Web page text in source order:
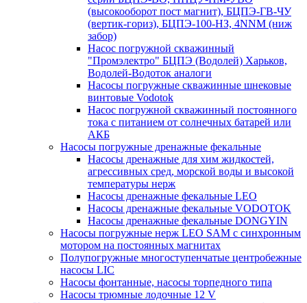
(высокооборот пост магнит), БЦПЭ-ГВ-ЧУ
(вертик-гориз), БЦПЭ-100-НЗ, 4NNM (ниж
забор)
Насос погружной скважинный
"Промэлектро" БЦПЭ (Водолей) Харьков,
Водолей-Водоток аналоги
Насосы погружные скважинные шнековые
винтовые Vodotok
Насос погружной скважинный постоянного
тока с питанием от солнечных батарей или
АКБ
Насосы погружные дренажные фекальные
Насосы дренажные для хим жидкостей,
агрессивных сред, морской воды и высокой
температуры нерж
Насосы дренажные фекальные LEO
Насосы дренажные фекальные VODOTOK
Насосы дренажные фекальные DONGYIN
Насосы погружные нерж LEO SAM с синхронным
мотором на постоянных магнитах
Полупогружные многоступенчатые центробежные
насосы LIC
Насосы фонтанные, насосы торпедного типа
Насосы трюмные лодочные 12 V